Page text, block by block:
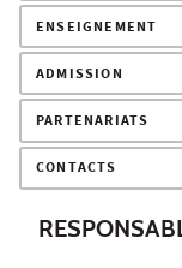
ENSEIGNEMENT
ADMISSION
PARTENARIATS
CONTACTS